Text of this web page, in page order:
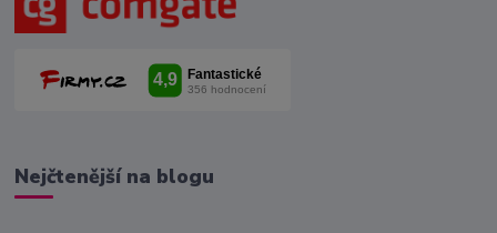
Nejčtenější na blogu